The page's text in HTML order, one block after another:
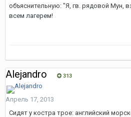
объяснительную: "Я, гв. рядовой
всем лагерем!
Alejandro 313
Апрель 17, 2013
Сидят у костра трое: английский